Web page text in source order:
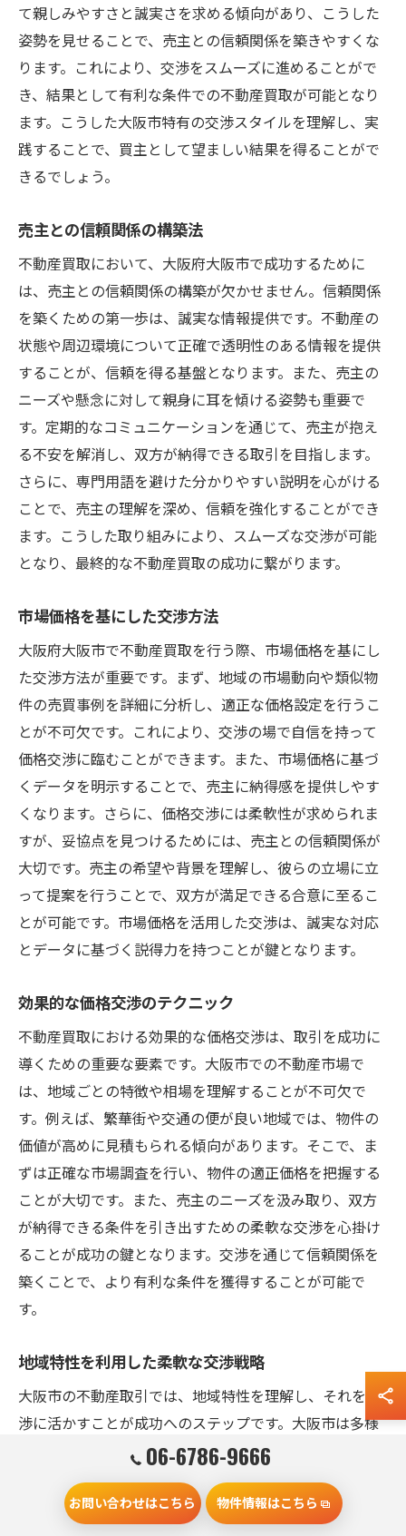
て親しみやすさと誠実さを求める傾向があり、こうした
姿勢を見せることで、売主との信頼関係を築きやすくな
ります。これにより、交渉をスムーズに進めることがで
き、結果として有利な条件での不動産買取が可能となり
ます。こうした大阪市特有の交渉スタイルを理解し、実
践することで、買主として望ましい結果を得ることがで
きるでしょう。
売主との信頼関係の構築法
不動産買取において、大阪府大阪市で成功するために
は、売主との信頼関係の構築が欠かせません。信頼関係
を築くための第一歩は、誠実な情報提供です。不動産の
状態や周辺環境について正確で透明性のある情報を提供
することが、信頼を得る基盤となります。また、売主の
ニーズや懸念に対して親身に耳を傾ける姿勢も重要で
す。定期的なコミュニケーションを通じて、売主が抱え
る不安を解消し、双方が納得できる取引を目指します。
さらに、専門用語を避けた分かりやすい説明を心がける
ことで、売主の理解を深め、信頼を強化することができ
ます。こうした取り組みにより、スムーズな交渉が可能
となり、最終的な不動産買取の成功に繋がります。
市場価格を基にした交渉方法
大阪府大阪市で不動産買取を行う際、市場価格を基にし
た交渉方法が重要です。まず、地域の市場動向や類似物
件の売買事例を詳細に分析し、適正な価格設定を行うこ
とが不可欠です。これにより、交渉の場で自信を持って
価格交渉に臨むことができます。また、市場価格に基づ
くデータを明示することで、売主に納得感を提供しやす
くなります。さらに、価格交渉には柔軟性が求められま
すが、妥協点を見つけるためには、売主との信頼関係が
大切です。売主の希望や背景を理解し、彼らの立場に立
って提案を行うことで、双方が満足できる合意に至るこ
とが可能です。市場価格を活用した交渉は、誠実な対応
とデータに基づく説得力を持つことが鍵となります。
効果的な価格交渉のテクニック
不動産買取における効果的な価格交渉は、取引を成功に
導くための重要な要素です。大阪市での不動産市場で
は、地域ごとの特徴や相場を理解することが不可欠で
す。例えば、繁華街や交通の便が良い地域では、物件の
価値が高めに見積もられる傾向があります。そこで、ま
ずは正確な市場調査を行い、物件の適正価格を把握する
ことが大切です。また、売主のニーズを汲み取り、双方
が納得できる条件を引き出すための柔軟な交渉を心掛け
ることが成功の鍵となります。交渉を通じて信頼関係を
築くことで、より有利な条件を獲得することが可能で
す。
地域特性を利用した柔軟な交渉戦略
大阪市の不動産取引では、地域特性を理解し、それを交
渉に活かすことが成功へのステップです。大阪市は多様
なエリアを持つため、エリアごとの需要や価格動向を把
域では、投資価値を強調することで売主の興味を引くこ
とができます。また、住宅地では住環境の良さをアピー
06-6786-9666
お問い合わせはこちら 物件情報はこちら